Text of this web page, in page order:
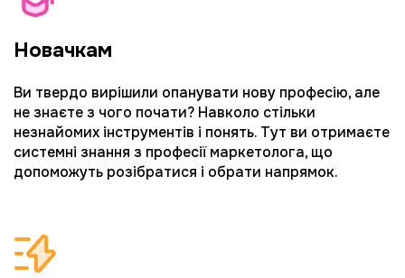
Новачкам
Ви твердо вирішили опанувати нову професію, але
не знаєте з чого почати? Навколо стільки
незнайомих інструментів і понять. Тут ви отримаєте
системні знання з професії маркетолога, що
допоможуть розібратися і обрати напрямок.